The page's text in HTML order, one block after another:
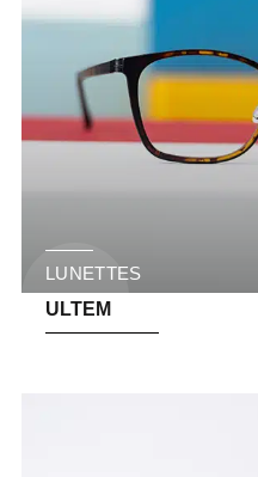
LUNETTES
ULTEM